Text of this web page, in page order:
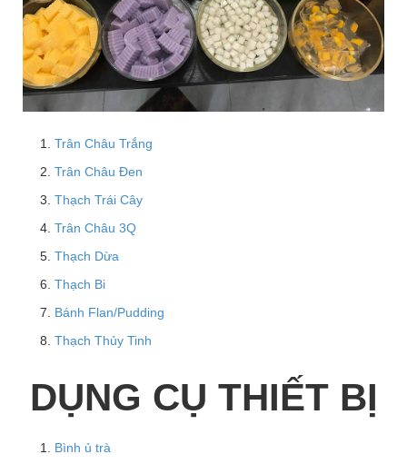
Trân Châu Trắng
Trân Châu Đen
Thạch Trái Cây
Trân Châu 3Q
Thạch Dừa
Thạch Bi
Bánh Flan/Pudding
Thạch Thủy Tinh
DỤNG CỤ THIẾT BỊ
Bình ủ trà